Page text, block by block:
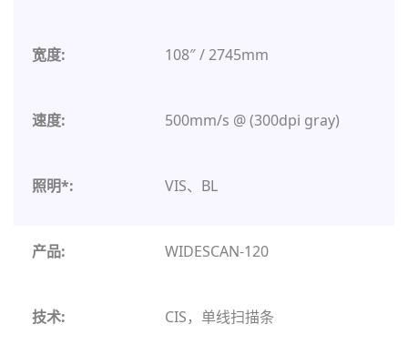
108″ / 2745mm
500mm/s @ (300dpi gray)
VIS、BL
WIDESCAN-120
CIS，单线扫描条